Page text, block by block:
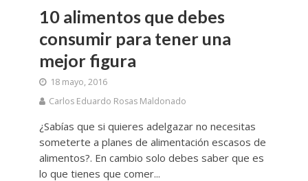
10 alimentos que debes
consumir para tener una
mejor figura
18 mayo, 2016
Carlos Eduardo Rosas Maldonado
¿Sabías que si quieres adelgazar no necesitas
someterte a planes de alimentación escasos de
alimentos?. En cambio solo debes saber que es
lo que tienes que comer...